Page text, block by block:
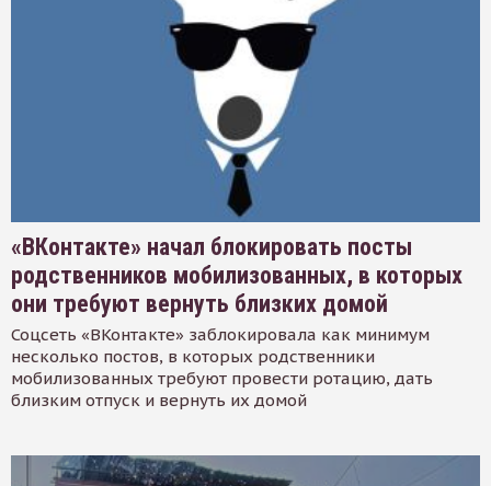
«ВКонтакте» начал блокировать посты
родственников мобилизованных, в которых
они требуют вернуть близких домой
Соцсеть «ВКонтакте» заблокировала как минимум
несколько постов, в которых родственники
мобилизованных требуют провести ротацию, дать
близким отпуск и вернуть их домой